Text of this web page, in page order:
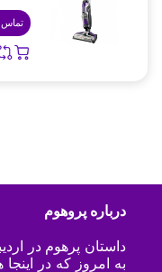
تماس
درباره پروهوم
به امروز که در